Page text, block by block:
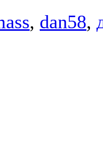
, dan58,